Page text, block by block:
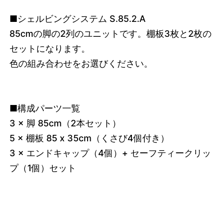
■シェルビングシステム S.85.2.A
85cmの脚の2列のユニットです。棚板3枚と2枚の
セットになります。
色の組み合わせをお選びください。
■構成パーツ一覧
3 × 脚 85cm（2本セット）
5 × 棚板 85 x 35cm（くさび4個付き）
3 × エンドキャップ（4個）+ セーフティークリッ
プ（1個）セット